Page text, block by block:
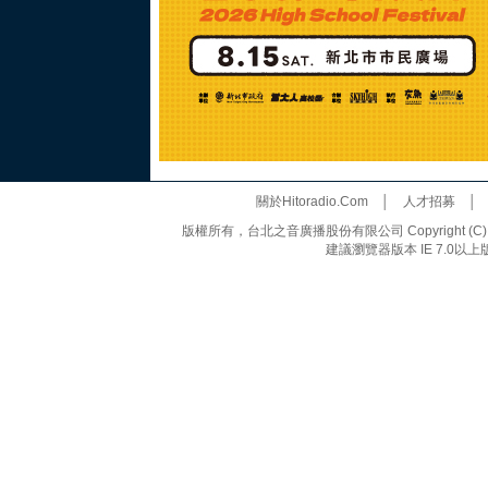
關於Hitoradio.Com│ 人才招募
版權所有，台北之音廣播股份有限公司 Copyright
建議瀏覽器版本 IE 7.0以上